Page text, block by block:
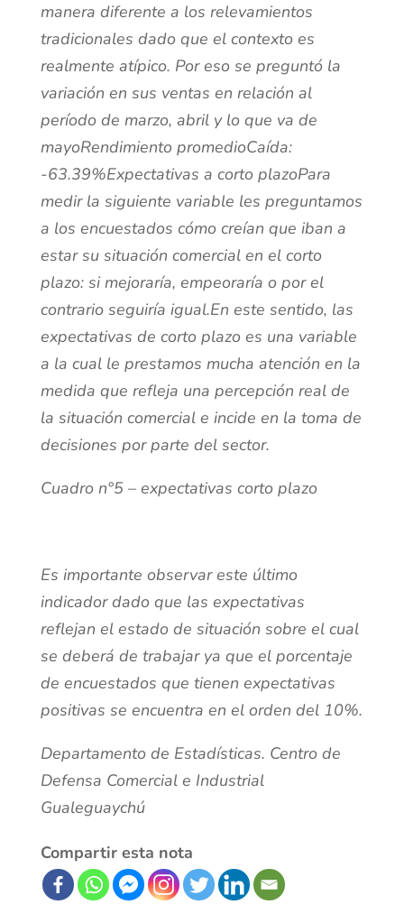
manera diferente a los relevamientos
tradicionales dado que el contexto es
realmente atípico. Por eso se preguntó la
variación en sus ventas en relación al
período de marzo, abril y lo que va de
mayoRendimiento promedioCaída:
-63.39%Expectativas a corto plazoPara
medir la siguiente variable les preguntamos
a los encuestados cómo creían que iban a
estar su situación comercial en el corto
plazo: si mejoraría, empeoraría o por el
contrario seguiría igual.En este sentido, las
expectativas de corto plazo es una variable
a la cual le prestamos mucha atención en la
medida que refleja una percepción real de
la situación comercial e incide en la toma de
decisiones por parte del sector.
Cuadro n°5 – expectativas corto plazo
Es importante observar este último
indicador dado que las expectativas
reflejan el estado de situación sobre el cual
se deberá de trabajar ya que el porcentaje
de encuestados que tienen expectativas
positivas se encuentra en el orden del 10%.
Departamento de Estadísticas. Centro de
Defensa Comercial e Industrial
Gualeguaychú
Compartir esta nota